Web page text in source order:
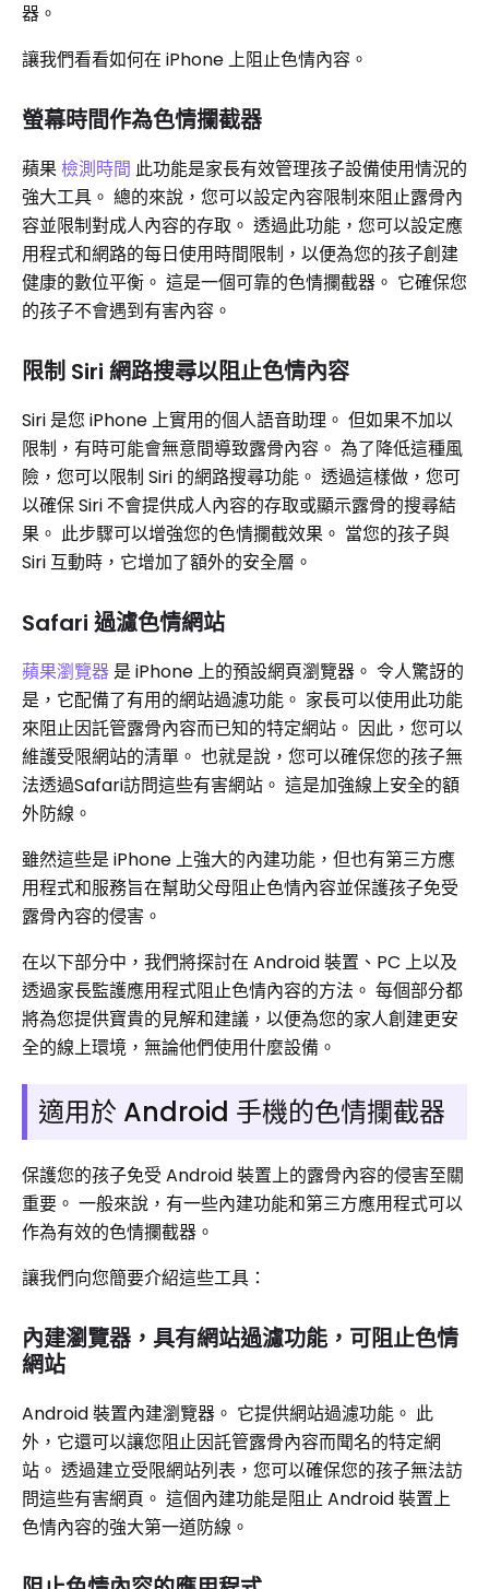
器。
讓我們看看如何在 iPhone 上阻止色情內容。
螢幕時間作為色情攔截器
蘋果檢測時間 此功能是家長有效管理孩子設備使用情況的
強大工具。 總的來說，您可以設定內容限制來阻止露骨內
容並限制對成人內容的存取。 透過此功能，您可以設定應
用程式和網路的每日使用時間限制，以便為您的孩子創建
健康的數位平衡。 這是一個可靠的色情攔截器。 它確保您
的孩子不會遇到有害內容。
限制 Siri 網路搜尋以阻止色情內容
Siri 是您 iPhone 上實用的個人語音助理。 但如果不加以
限制，有時可能會無意間導致露骨內容。 為了降低這種風
險，您可以限制 Siri 的網路搜尋功能。 透過這樣做，您可
以確保 Siri 不會提供成人內容的存取或顯示露骨的搜尋結
果。 此步驟可以增強您的色情攔截效果。 當您的孩子與
Siri 互動時，它增加了額外的安全層。
Safari 過濾色情網站
蘋果瀏覽器是 iPhone 上的預設網頁瀏覽器。 令人驚訝的
是，它配備了有用的網站過濾功能。 家長可以使用此功能
來阻止因託管露骨內容而已知的特定網站。 因此，您可以
維護受限網站的清單。 也就是說，您可以確保您的孩子無
法透過Safari訪問這些有害網站。 這是加強線上安全的額
外防線。
雖然這些是 iPhone 上強大的內建功能，但也有第三方應
用程式和服務旨在幫助父母阻止色情內容並保護孩子免受
露骨內容的侵害。
在以下部分中，我們將探討在 Android 裝置、PC 上以及
透過家長監護應用程式阻止色情內容的方法。 每個部分都
將為您提供寶貴的見解和建議，以便為您的家人創建更安
全的線上環境，無論他們使用什麼設備。
適用於 Android 手機的色情攔截器
保護您的孩子免受 Android 裝置上的露骨內容的侵害至關
重要。 一般來說，有一些內建功能和第三方應用程式可以
作為有效的色情攔截器。
讓我們向您簡要介紹這些工具：
內建瀏覽器，具有網站過濾功能，可阻止色情
網站
Android 裝置內​​建瀏覽器。 它提供網站過濾功能。 此
外，它還可以讓您阻止因託管露骨內容而聞名的特定網
站。 透過建立受限網站列表，您可以確保您的孩子無法訪
問這些有害網頁。 這個內建功能是阻止 Android 裝置上
色情內容的強大第一道防線。